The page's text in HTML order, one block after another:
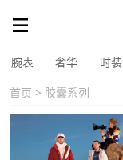
腕表 奢华 时装
首页 > 胶囊系列